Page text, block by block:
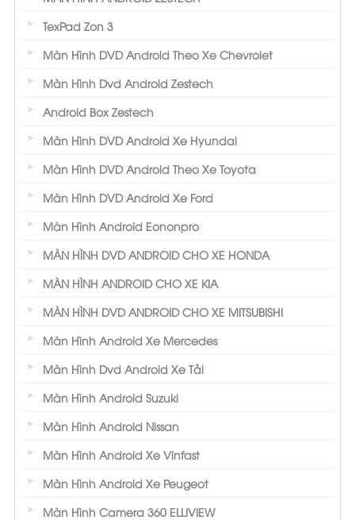
TexPad Zon 3
Màn Hình DVD Android Theo Xe Chevrolet
Màn Hình Dvd Android Zestech
Android Box Zestech
Màn Hình DVD Android Xe Hyundai
Màn Hình DVD Android Theo Xe Toyota
Màn Hình DVD Android Xe Ford
Màn Hình Android Eononpro
MÀN HÌNH DVD ANDROID CHO XE HONDA
MÀN HÌNH ANDROID CHO XE KIA
MÀN HÌNH DVD ANDROID CHO XE MITSUBISHI
Màn Hình Android Xe Mercedes
Màn Hình Dvd Android Xe Tải
Màn Hình Android Suzuki
Màn Hình Android Nissan
Màn Hình Android Xe Vinfast
Màn Hình Android Xe Peugeot
Màn Hình Camera 360 ELLIVIEW